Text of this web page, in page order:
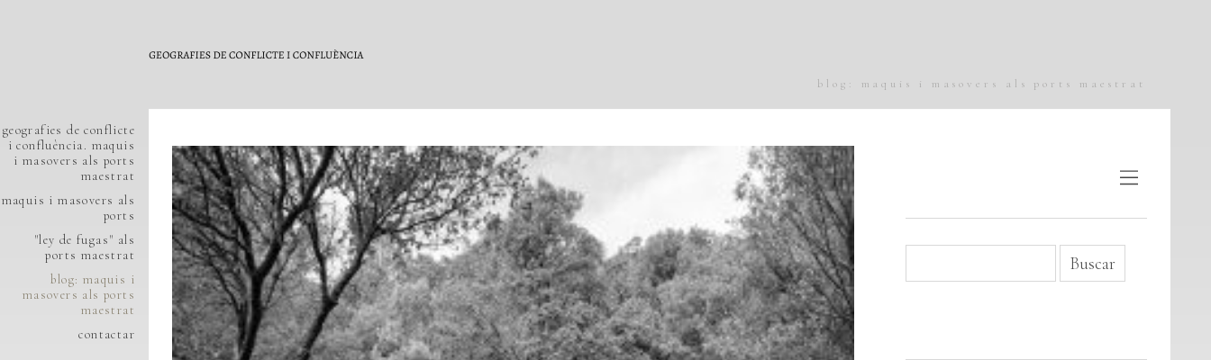
geografies de conflicte
i confluència. maquis
i masovers als ports
maestrat
maquis i masovers als
ports
"ley de fugas" als
ports maestrat
blog: maquis i
masovers als ports
maestrat
contactar
blog: maquis i masovers als ports maestrat